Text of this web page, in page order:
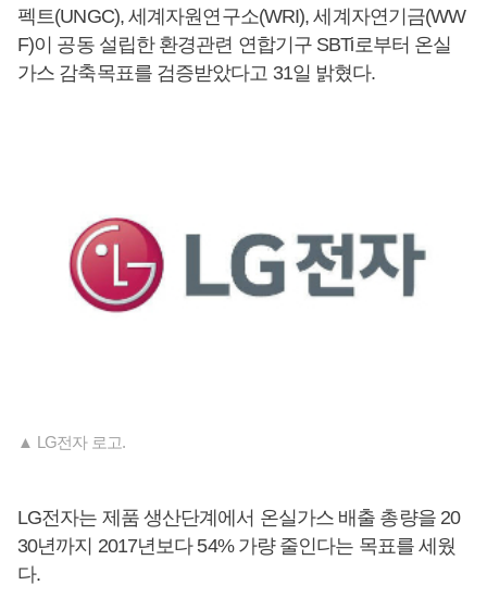
펙트(UNGC), 세계자원연구소(WRI), 세계자연기금(WW
F)이 공동 설립한 환경관련 연합기구 SBTi로부터 온실
가스 감축목표를 검증받았다고 31일 밝혔다.
▲ LG전자 로고.
LG전자는 제품 생산단계에서 온실가스 배출 총량을 20
30년까지 2017년보다 54% 가량 줄인다는 목표를 세웠
다.